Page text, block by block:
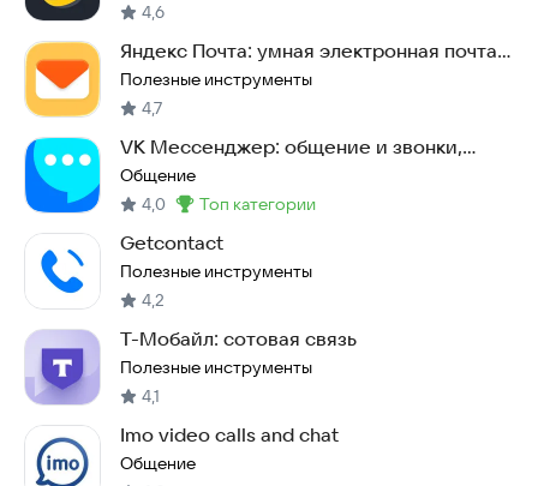
4,6
Яндекс Почта: умная электронная почта,
облако
Полезные инструменты
4,7
VK Мессенджер: общение и звонки,
контакты и чаты
Общение
4,0
Метка:
топ категории
Getcontact
Полезные инструменты
4,2
Т-Мобайл: сотовая связь
Полезные инструменты
4,1
Imo video calls and chat
Общение